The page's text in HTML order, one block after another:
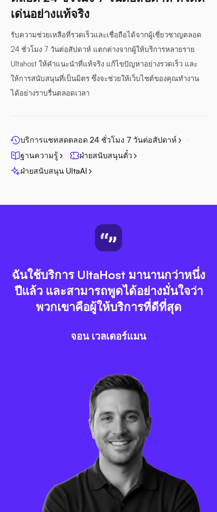
เด่นอย่างแท้จริง
รับความช่วยเหลือที่รวดเร็วและเชื่อถือได้จากผู้เชี่ยวชาญตลอด
24 ชั่วโมง 7 วันต่อสัปดาห์ แตกต่างจากผู้ให้บริการหลายราย
Ultahost ให้คำแนะนำที่แท้จริง แก้ไขปัญหาอย่างรวดเร็ว และ
ให้การสนับสนุนที่เป็นมิตร ซึ่งจะช่วยให้เว็บไซต์ของคุณทำงาน
ได้อย่างราบรื่นตลอดเวลา
บริการแชทสดตลอด 24 ชั่วโมง 7 วันต่อสัปดาห์
ฐานความรู้
ฝ่ายสนับสนุนตั๋ว
ฝ่ายสนับสนุน UltaAI
ฉันใช้บริการ UltaHost มานานกว่าหนึ่ง
ปีแล้ว และสามารถพูดได้อย่างมั่นใจว่า
พวกเขาคือผู้ให้บริการที่ดีที่สุด
จอน เวลเดอร์แมน